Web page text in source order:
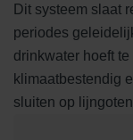
Dit systeem slaat
periodes
drinkwater hoeft
klimaatbestendig
sluiten op